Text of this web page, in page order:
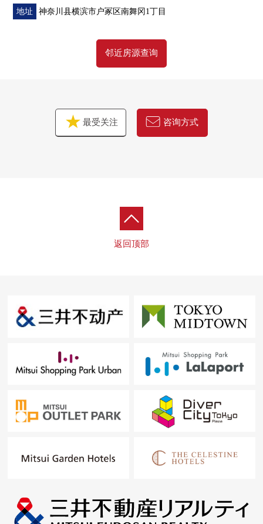
工作人员大家等候顾客的来店。
地址 神奈川县横滨市户冢区南舞冈1丁目
邻近房源查询
最受关注 咨询方式
返回顶部